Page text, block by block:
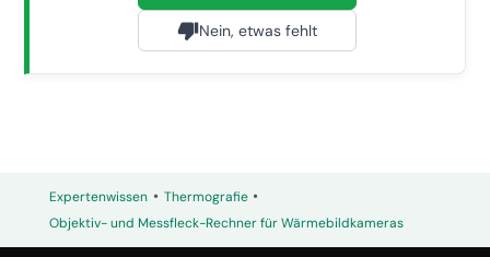
Nein, etwas fehlt
Expertenwissen • Thermografie •
Objektiv- und Messfleck-Rechner für Wärmebildkameras